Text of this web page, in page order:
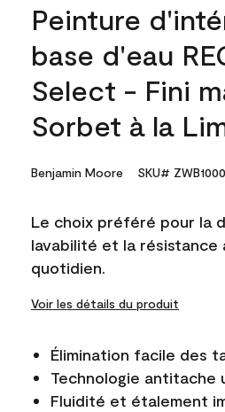
Peinture
base d'eau
Select - Fini
Sorbet à la
Benjamin Moore SKU#
Le choix préféré pour la
lavabilité et la résistance
quotidien.
Voir les détails du produit
Élimination facile des
Technologie antitache
Fluidité et étalement